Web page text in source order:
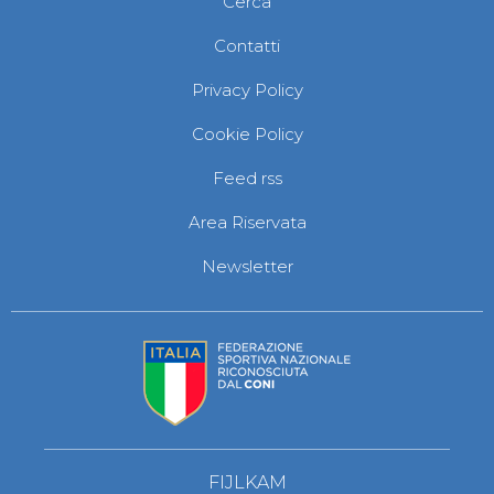
Abilitazioni
News
FAQ
Sostenibilità
Contatti
Privacy Policy
Cookie Policy
Feed rss
Area Riservata
Newsletter
FIJLKAM